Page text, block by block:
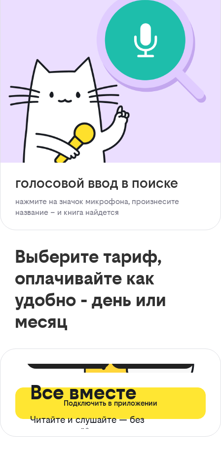
голосовой ввод в поиске
нажмите на значок микрофона, произнесите
название – и книга найдется
Выберите тариф,
оплачивайте как
удобно - день или
месяц
Все вместе
Читайте и слушайте — без
ограничений*
Подключить в приложении